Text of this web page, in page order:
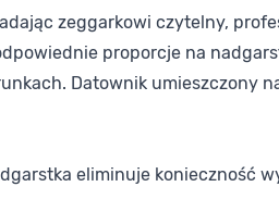
zeggarkowi czytelny,
proporcje na
Datownik umieszczony
eliminuje konieczność